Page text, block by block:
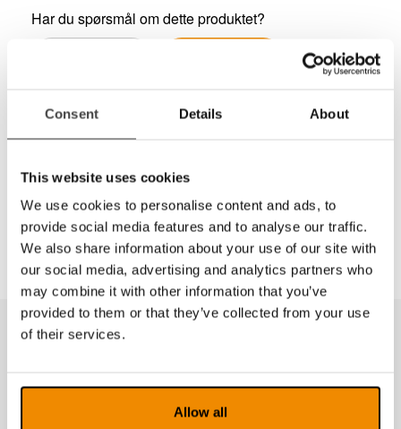
Consent Details About
This website uses cookies
We use cookies to personalise content and ads, to
provide social media features and to analyse our traffic.
We also share information about your use of our site with
our social media, advertising and analytics partners who
may combine it with other information that you’ve
provided to them or that they’ve collected from your use
of their services.
Allow all
Har du spørsmål om dette produktet?
Fingerring for Eschenbach monokikkerter:
E16731, E16732, E16733, E16734 og E1674820